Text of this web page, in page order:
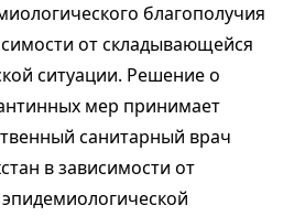
благополучия
от складывающейся
ситуации. Решение о
мер принимает
санитарный врач
в зависимости от